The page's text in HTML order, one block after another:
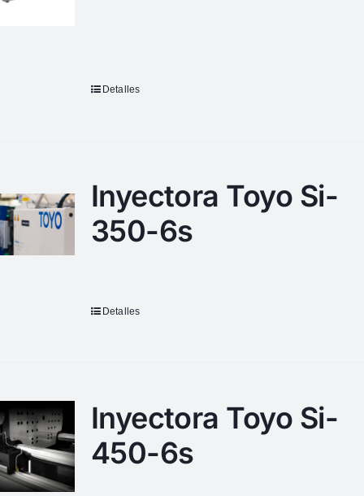
Detalles
Inyectora Toyo Si-
350-6s
Detalles
Inyectora Toyo Si-
450-6s